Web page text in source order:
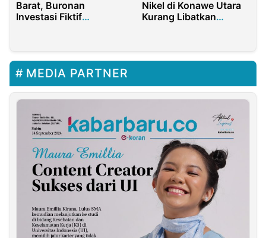
Barat, Buronan
Investasi Fiktif
Nikel di Konawe Utara
Kurang Libatkan
MEDIA PARTNER